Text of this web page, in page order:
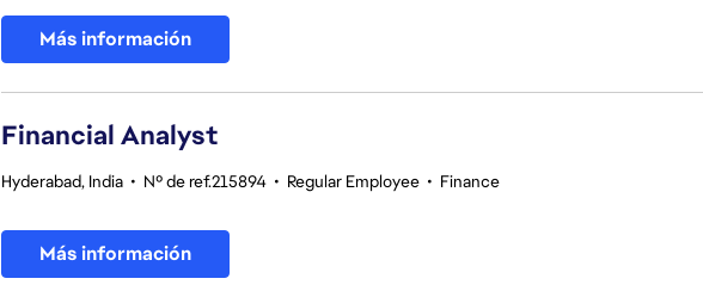
Más información
Financial Analyst
Hyderabad, India • Nº de ref.215894 • Regular Employee • Finance
Más información